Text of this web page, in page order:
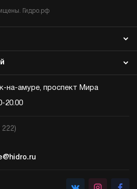
Гидро.рф
на-амуре, проспект Мира
20.00